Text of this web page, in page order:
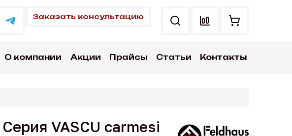
Заказать консультацию
О компании Акции Прайсы Статьи Контакты
VASCU carmesi